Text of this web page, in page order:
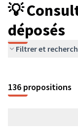
💡
déposés
Filtrer et
136 propositions